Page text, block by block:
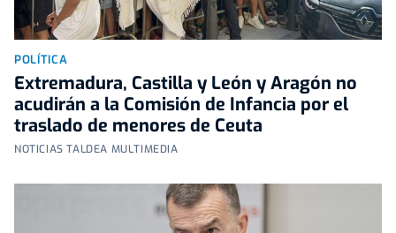
POLÍTICA
Extremadura, Castilla y León y Aragón no
acudirán a la Comisión de Infancia por el
traslado de menores de Ceuta
NOTICIAS TALDEA MULTIMEDIA